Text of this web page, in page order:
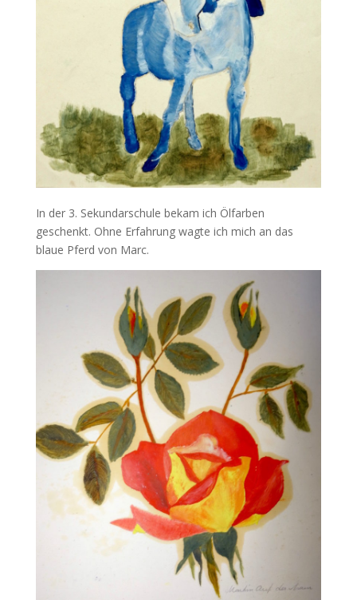
In der 3. Sekundarschule bekam ich Ölfarben
geschenkt. Ohne Erfahrung wagte ich mich an das
blaue Pferd von Marc.